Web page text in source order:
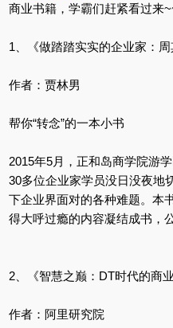
商业书籍，学霸们赶紧看过来
1、《做踏踏实实的企业家：周
作者：贾林男
帮你“转念”的一本小书
2015年5月，正和岛商学院游
30多位企业家学员没日没夜地
下企业界面对的各种难题。本
得大呼过瘾的内容凝结成书，
2、《智慧之巅：DT时代的商业
作者：阿里研究院